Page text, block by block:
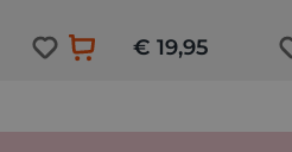
€ 19,95